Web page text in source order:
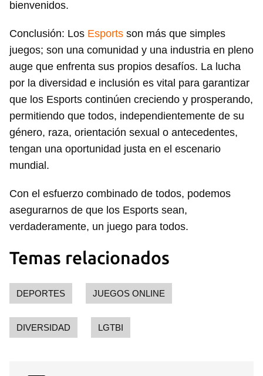
iniciar sesión con tu cuenta de 14ymedio.
bienvenidos.
Conclusión: Los Esports son más que simples
juegos; son una comunidad y una industria en pleno
auge que enfrenta sus propios desafíos. La lucha
por la diversidad e inclusión es vital para garantizar
que los Esports continúen creciendo y prosperando,
permitiendo que todos, independientemente de su
género, raza, orientación sexual o antecedentes,
tengan una oportunidad justa en el escenario
mundial.
Con el esfuerzo combinado de todos, podemos
asegurarnos de que los Esports sean,
verdaderamente, un juego para todos.
Temas relacionados
DEPORTES JUEGOS ONLINE
DIVERSIDAD LGTBI